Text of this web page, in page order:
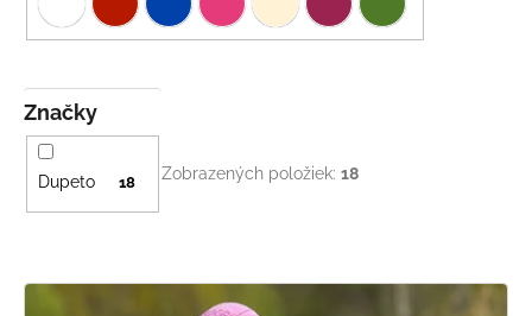
Značky
Dupeto 18 Zobrazených položiek: 18
V